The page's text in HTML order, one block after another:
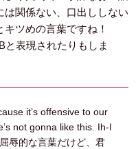
関係ない、口出ししない
ツめの言葉ですね！
と表現されたりもしま
it’s offensive to our
not gonna like this. Ih-I
辱的な言葉だけど、君